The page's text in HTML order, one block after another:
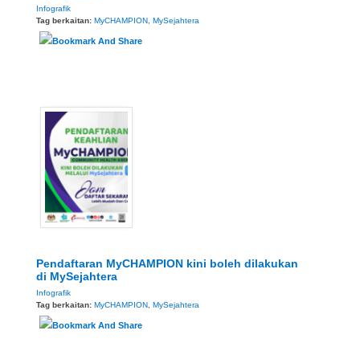
Infografik
Tag berkaitan: MyCHAMPION, MySejahtera
Pendaftaran MyCHAMPION kini boleh dilakukan
di MySejahtera
Infografik
Tag berkaitan: MyCHAMPION, MySejahtera